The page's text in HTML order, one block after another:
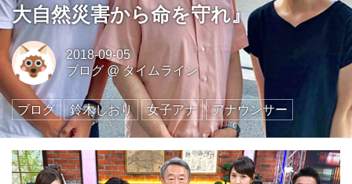
大自然災害から命を守れ』
2018-09-05
ブログ@ タイムライン
ブログ 鈴木しおり 女子アナ アナウンサー